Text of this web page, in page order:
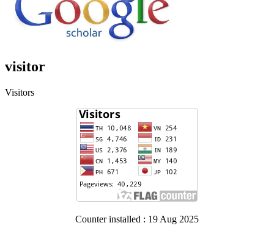
visitor
Visitors
Counter installed : 19 Aug 2025